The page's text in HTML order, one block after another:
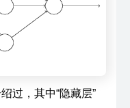
过，其中“隐藏层”